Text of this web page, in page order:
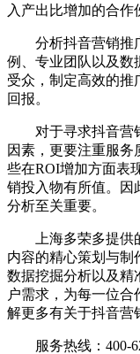
入产出比增加的合作
分析抖音营销推广
例、专业团队以及数
受众，制定高效的推
回报。
对于寻求抖音营销
因素，更要注重服务
些在ROI增加方面表
销投入物有所值。因
分析至关重要。
上海多荣多提供的
内容的精心策划与制
数据挖掘分析以及精
户需求，为每一位
解更多有关于抖音营
服务热线：400-